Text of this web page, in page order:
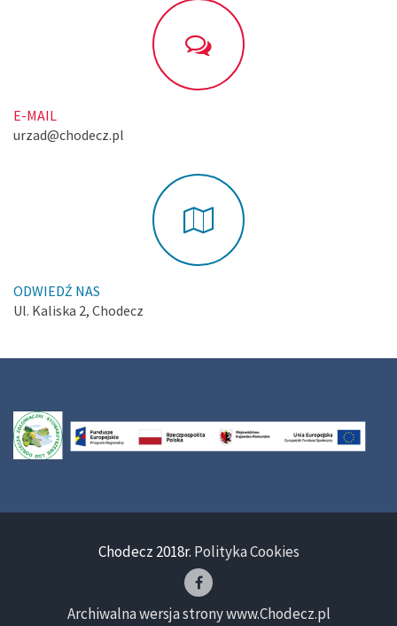
E-MAIL
urzad@chodecz.pl
ODWIEDŹ NAS
Ul. Kaliska 2, Chodecz
Chodecz 2018r. Polityka Cookies
Archiwalna wersja strony www.Chodecz.pl